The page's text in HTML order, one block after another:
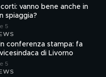
vanno bene anche in
spiaggia?
5
conferenza stampa: fa
di Livorno
5